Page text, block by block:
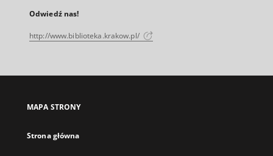
Odwiedź nas!
http://www.biblioteka.krakow.pl/
MAPA STRONY
Strona główna